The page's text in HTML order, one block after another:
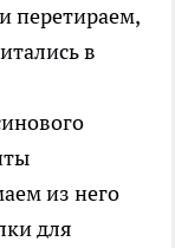
перетираем,
в
из него
для